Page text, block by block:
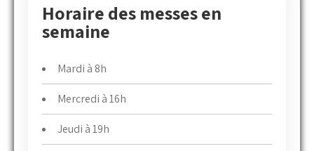
Horaire des messes en
semaine
Mardi à 8h
Mercredi à 16h
Jeudi à 19h